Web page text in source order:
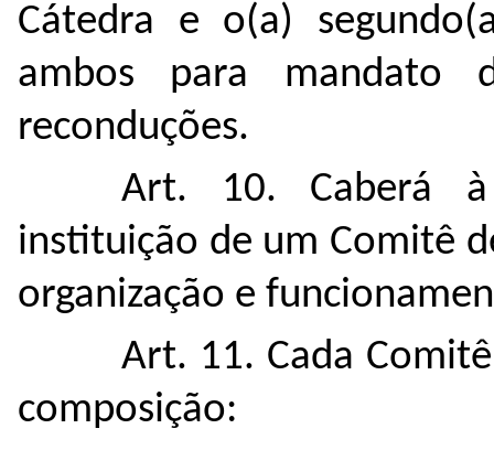
Cátedra e o(a)
ambos para mandato
reconduções.
Art. 10. Caberá à
instituição de um Comitê
organização e
Art. 11. Cada
composição: